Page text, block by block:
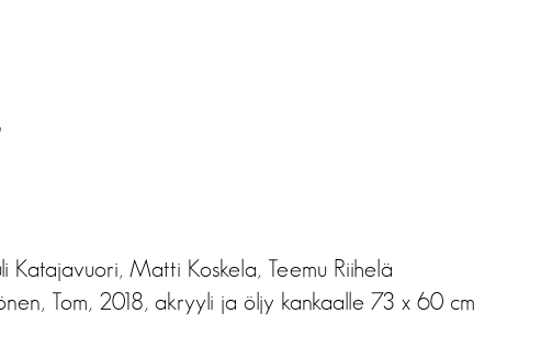
Katajavuori, Matti Koskela, Teemu Riihelä
Tom, 2018, akryyli ja öljy kankaalle 73 x 60 cm